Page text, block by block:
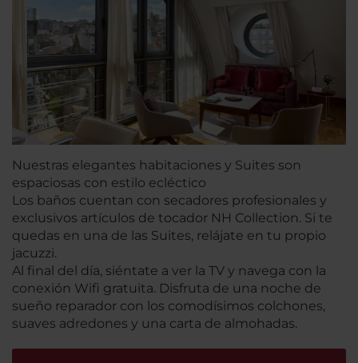
Nuestras elegantes habitaciones y Suites son
espaciosas con estilo ecléctico
Los baños cuentan con secadores profesionales y
exclusivos artículos de tocador NH Collection. Si te
quedas en una de las Suites, relájate en tu propio
jacuzzi.
Al final del día, siéntate a ver la TV y navega con la
conexión Wifi gratuita. Disfruta de una noche de
sueño reparador con los comodísimos colchones,
suaves adredones y una carta de almohadas.